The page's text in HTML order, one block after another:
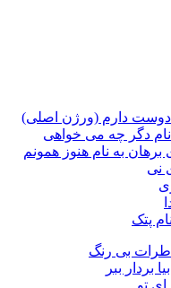
دوست دارم (ورژن اصلی)
نام دگر چه می خواهی
برهان به نام هنوز همونم
نی
پتک
بی رنگ
بردار ببر
تو